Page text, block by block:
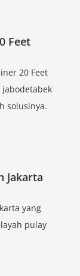
Feet
20 Feet
solusinya.
Jakarta
yang
pulay